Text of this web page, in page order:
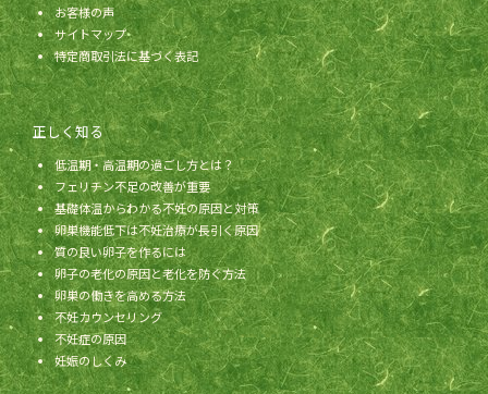
お客様の声
サイトマップ
特定商取引法に基づく表記
正しく知る
低温期・高温期の過ごし方とは？
フェリチン不足の改善が重要
基礎体温からわかる不妊の原因と対策
卵巣機能低下は不妊治療が長引く原因
質の良い卵子を作るには
卵子の老化の原因と老化を防ぐ方法
卵巣の働きを高める方法
不妊カウンセリング
不妊症の原因
妊娠のしくみ